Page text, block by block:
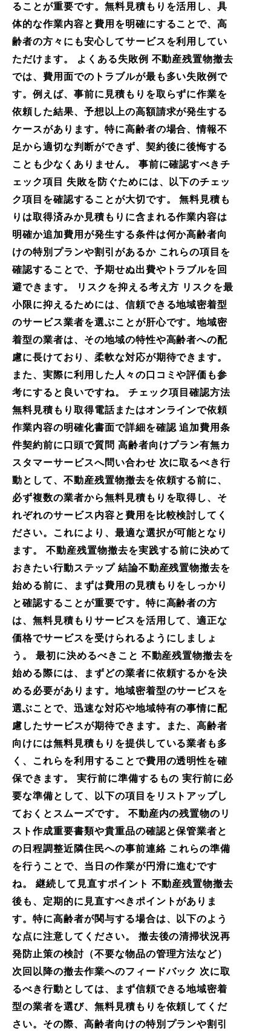
ることが重要です。無料見積もりを活用し、具
体的な作業内容と費用を明確にすることで、高
齢者の方々にも安心してサービスを利用してい
ただけます。 よくある失敗例 不動産残置物撤去
では、費用面でのトラブルが最も多い失敗例で
す。例えば、事前に見積もりを取らずに作業を
依頼した結果、予想以上の高額請求が発生する
ケースがあります。特に高齢者の場合、情報不
足から適切な判断ができず、契約後に後悔する
ことも少なくありません。 事前に確認すべきチ
ェック項目 失敗を防ぐためには、以下のチェッ
ク項目を確認することが大切です。 無料見積も
りは取得済みか見積もりに含まれる作業内容は
明確か追加費用が発生する条件は何か高齢者向
けの特別プランや割引があるか これらの項目を
確認することで、予期せぬ出費やトラブルを回
避できます。 リスクを抑える考え方 リスクを最
小限に抑えるためには、信頼できる地域密着型
のサービス業者を選ぶことが肝心です。地域密
着型の業者は、その地域の特性や高齢者への配
慮に長けており、柔軟な対応が期待できます。
また、実際に利用した人々の口コミや評価も参
考にすると良いですね。 チェック項目確認方法
無料見積もり取得電話またはオンラインで依頼
作業内容の明確化書面で詳細を確認 追加費用条
件契約前に口頭で質問 高齢者向けプラン有無カ
スタマーサービスへ問い合わせ 次に取るべき行
動として、不動産残置物撤去を依頼する前に、
必ず複数の業者から無料見積もりを取得し、そ
れぞれのサービス内容と費用を比較検討してく
ださい。これにより、最適な選択が可能となり
ます。 不動産残置物撤去を実践する前に決めて
おきたい行動ステップ 結論不動産残置物撤去を
始める前に、まずは費用の見積もりをしっかり
と確認することが重要です。特に高齢者の方
は、無料見積もりサービスを活用して、適正な
価格でサービスを受けられるようにしましょ
う。 最初に決めるべきこと 不動産残置物撤去を
始める際には、まずどの業者に依頼するかを決
める必要があります。地域密着型のサービスを
選ぶことで、迅速な対応や地域特有の事情に配
慮したサービスが期待できます。また、高齢者
向けには無料見積もりを提供している業者も多
く、これらを利用することで費用の透明性を確
保できます。 実行前に準備するもの 実行前に必
要な準備として、以下の項目をリストアップし
ておくとスムーズです。 不動産内の残置物のリ
スト作成重要書類や貴重品の確認と保管業者と
の日程調整近隣住民への事前連絡 これらの準備
を行うことで、当日の作業が円滑に進むです
ね。 継続して見直すポイント 不動産残置物撤去
後も、定期的に見直すべきポイントがありま
す。特に高齢者が関与する場合は、以下のよう
な点に注意してください。 撤去後の清掃状況再
発防止策の検討（不要な物品の管理方法など）
次回以降の撤去作業へのフィードバック 次に取
るべき行動としては、まず信頼できる地域密着
型の業者を選び、無料見積もりを依頼してくだ
さい。その際、高齢者向けの特別プランや割引